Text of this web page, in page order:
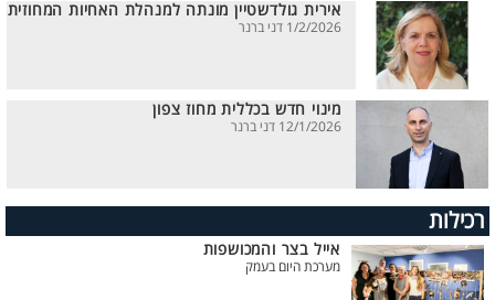
אירית גולדשטיין מונתה למנהלת האחיות המחוזית
1/2/2026 דני ברנר
מינוי חדש בכללית מחוז צפון
12/1/2026 דני ברנר
רכילות
אייל בצר והמכושפות
מערכת היום בעמק